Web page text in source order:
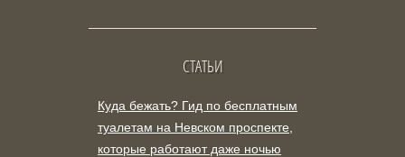
СТАТЬИ
Куда бежать? Гид по бесплатным
туалетам на Невском проспекте,
которые работают даже ночью